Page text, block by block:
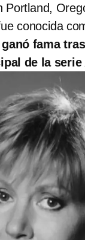
Portland,
conocida
ganó fama
de la serie